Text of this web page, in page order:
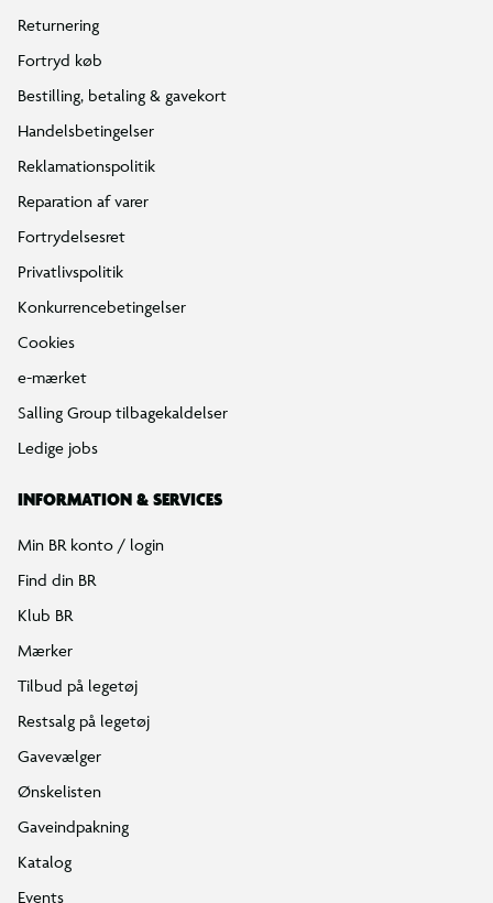
Returnering
Fortryd køb
Bestilling, betaling & gavekort
Handelsbetingelser
Reklamationspolitik
Reparation af varer
Fortrydelsesret
Privatlivspolitik
Konkurrencebetingelser
Cookies
e-mærket
Salling Group tilbagekaldelser
Ledige jobs
INFORMATION & SERVICES
Min BR konto / login
Find din BR
Klub BR
Mærker
Tilbud på legetøj
Restsalg på legetøj
Gavevælger
Ønskelisten
Gaveindpakning
Katalog
Events